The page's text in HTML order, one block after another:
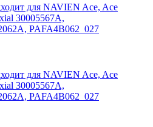
для NAVIEN Ace, Ace
30005567A,
PAFA4B062_027
для NAVIEN Ace, Ace
30005567A,
PAFA4B062_027